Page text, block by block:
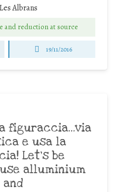
Les Albrans
and reduction at source
19/11/2016
figuraccia…via
e usa la
Let’s be
alluminium
and